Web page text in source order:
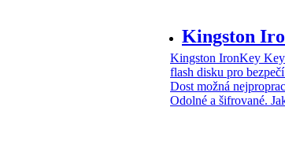
Kingston
Kingston IronKey
flash disku pro
Dost možná
Odolné a šifrované.